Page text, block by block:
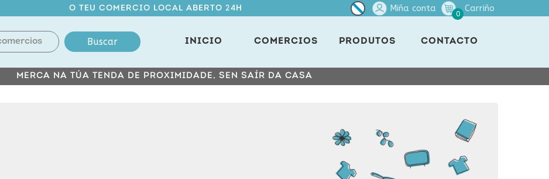
O TEU COMERCIO LOCAL ABERTO 24H Miña conta
0
Carriño
Buscar INICIO COMERCIOS PRODUTOS CONTACTO
MERCA NA TÚA TENDA DE PROXIMIDADE, SEN SAÍR DA CASA